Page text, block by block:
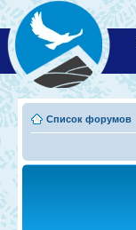
Список форумов